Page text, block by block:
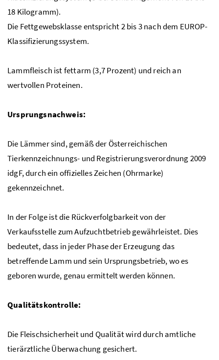
18 Kilogramm).
Die Fettgewebsklasse entspricht 2 bis 3 nach dem EUROP-
Klassifizierungssystem.
Lammfleisch ist fettarm (3,7 Prozent) und reich an
wertvollen Proteinen.
Ursprungsnachweis:
Die Lämmer sind, gemäß der Österreichischen
Tierkennzeichnungs- und Registrierungsverordnung 2009
idgF, durch ein offizielles Zeichen (Ohrmarke)
gekennzeichnet.
In der Folge ist die Rückverfolgbarkeit von der
Verkaufsstelle zum Aufzuchtbetrieb gewährleistet. Dies
bedeutet, dass in jeder Phase der Erzeugung das
betreffende Lamm und sein Ursprungsbetrieb, wo es
geboren wurde, genau ermittelt werden können.
Qualitätskontrolle:
Die Fleischsicherheit und Qualität wird durch amtliche
tierärztliche Überwachung gesichert.